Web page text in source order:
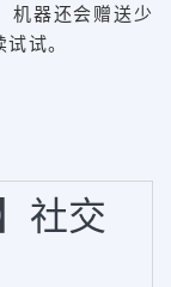
机器还会赠送少
试。
社交